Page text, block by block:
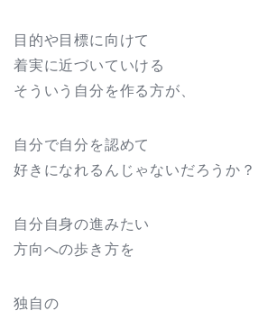
目的や目標に向けて
着実に近づいていける
そういう自分を作る方が、
自分で自分を認めて
好きになれるんじゃないだろうか？
自分自身の進みたい
方向への歩き方を
独自の